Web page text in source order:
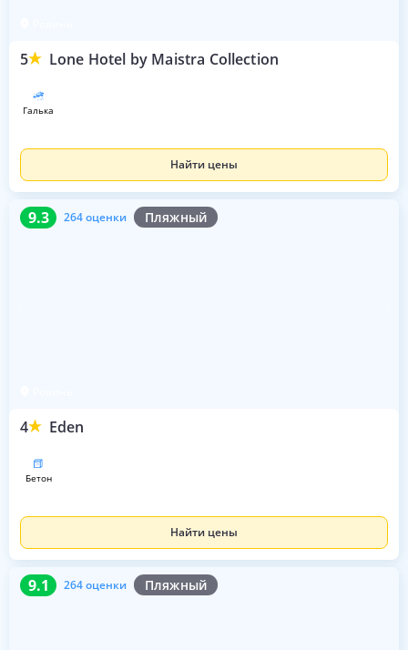
5 Lone Hotel by Maistra Collection
галька
Найти цены
9.3 264 оценки Пляжный
4 Eden
9.3 264 оценки
бетон
Найти цены
9.1 264 оценки Пляжный
9.1 264 оценки